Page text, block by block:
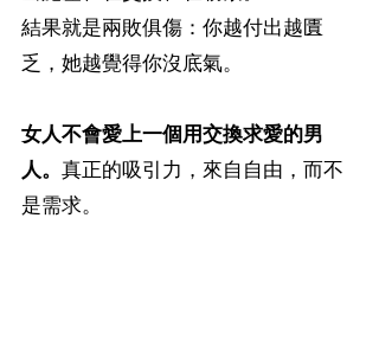
結果就是兩敗俱傷：你越付出越匱
乏，她越覺得你沒底氣。
女人不會愛上一個用交換求愛的男
人。 真正的吸引力，來自自由，而不
是需求。